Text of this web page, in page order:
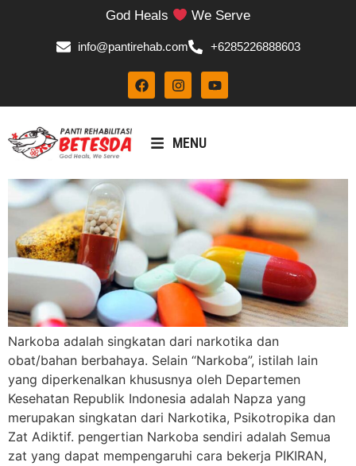
God Heals We Serve
info@pantirehab.com +6285226888603
MENU
Narkoba adalah singkatan dari narkotika dan
obat/bahan berbahaya. Selain “Narkoba”, istilah lain
yang diperkenalkan khususnya oleh Departemen
Kesehatan Republik Indonesia adalah Napza yang
merupakan singkatan dari Narkotika, Psikotropika dan
Zat Adiktif. pengertian Narkoba sendiri adalah Semua
zat yang dapat mempengaruhi cara bekerja PIKIRAN,